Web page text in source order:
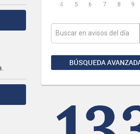
4 5 6 7 8 9
BÚSQUEDA